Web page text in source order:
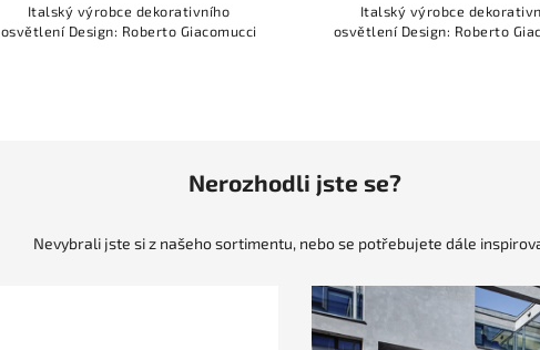
Italský výrobce dekorativního
osvětlení Design: Roberto Giacomucci
Italský výrobce
osvětlení Design: Roberto
Nerozhodli jste se?
Nevybrali jste si z našeho sortimentu, nebo se potřebujete dále